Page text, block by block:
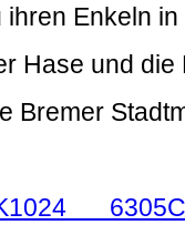
ihren Enkeln
Hase und
Bremer